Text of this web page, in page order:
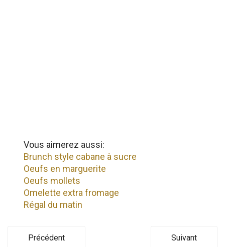
Vous aimerez aussi:
Brunch style cabane à sucre
Oeufs en marguerite
Oeufs mollets
Omelette extra fromage
Régal du matin
Précédent Suivant